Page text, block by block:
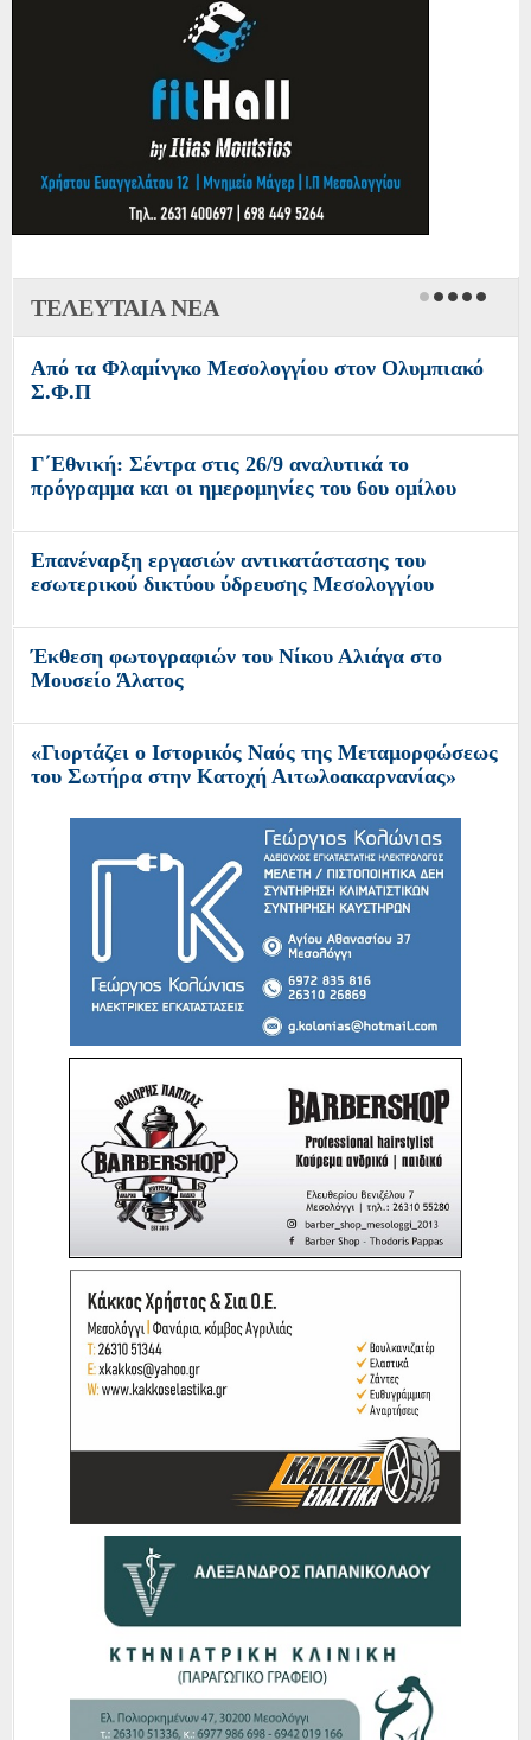
ΤΕΛΕΥΤΑΙΑ ΝΕΑ
Από τα Φλαμίνγκο Μεσολογγίου στον Ολυμπιακό
Σ.Φ.Π
Γ΄Εθνική: Σέντρα στις 26/9 αναλυτικά το
πρόγραμμα και οι ημερομηνίες του 6ου ομίλου
Επανέναρξη εργασιών αντικατάστασης του
εσωτερικού δικτύου ύδρευσης Μεσολογγίου
Έκθεση φωτογραφιών του Νίκου Αλιάγα στο
Μουσείο Άλατος
«Γιορτάζει ο Ιστορικός Ναός της Μεταμορφώσεως
του Σωτήρα στην Κατοχή Αιτωλοακαρνανίας»